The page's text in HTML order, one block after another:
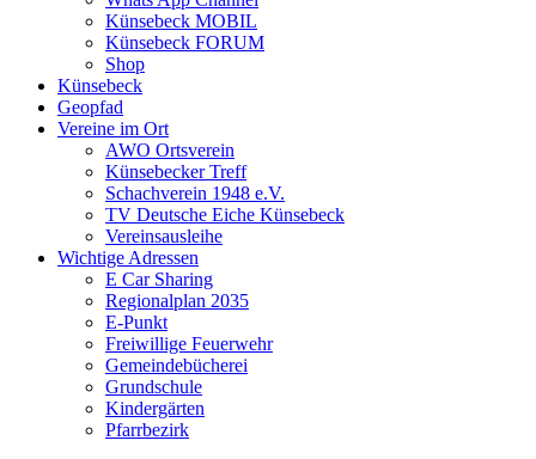
Künsebeck MOBIL
Künsebeck FORUM
Shop
Künsebeck
Geopfad
Vereine im Ort
AWO Ortsverein
Künsebecker Treff
Schachverein 1948 e.V.
TV Deutsche Eiche Künsebeck
Vereinsausleihe
Wichtige Adressen
E Car Sharing
Regionalplan 2035
E-Punkt
Freiwillige Feuerwehr
Gemeindebücherei
Grundschule
Kindergärten
Pfarrbezirk